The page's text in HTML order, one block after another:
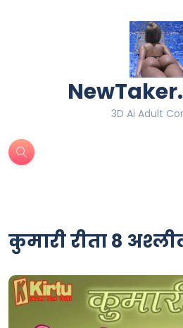
3D Ai Adult
कुमारी रीता 8